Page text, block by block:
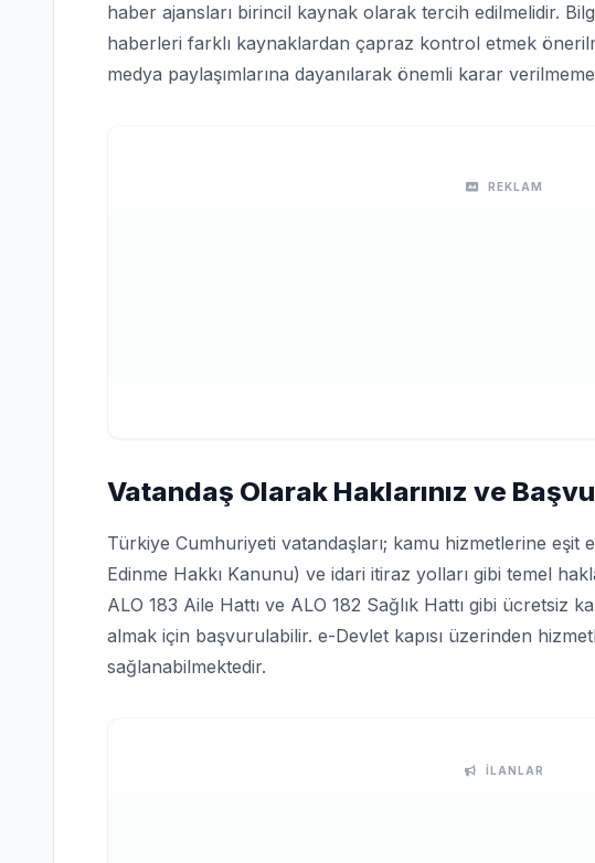
haber ajansları birincil kaynak olarak tercih edilmelidir.
haberleri farklı kaynaklardan çapraz kontrol etmek
medya paylaşımlarına dayanılarak önemli karar
REKLAM
Vatandaş Olarak Haklarınız ve
Türkiye Cumhuriyeti vatandaşları; kamu hizmetlerine eşit
Edinme Hakkı Kanunu) ve idari itiraz yolları gibi temel
ALO 183 Aile Hattı ve ALO 182 Sağlık Hattı gibi ücretsiz
almak için başvurulabilir. e-Devlet kapısı üzerinden
sağlanabilmektedir.
İLANLAR